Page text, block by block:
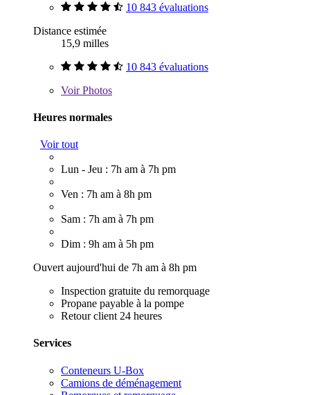
10 843 évaluations
Distance estimée
15,9 milles
10 843 évaluations
VoirPhotos
Heures normales
Voir tout
Lun - Jeu : 7h am à 7h pm
Ven : 7h am à 8h pm
Sam : 7h am à 7h pm
Dim : 9h am à 5h pm
Ouvert aujourd'hui de 7h am à 8h pm
Inspection gratuite du remorquage
Propane payable à la pompe
Retour client 24 heures
Services
Conteneurs U-Box
Camions de déménagement